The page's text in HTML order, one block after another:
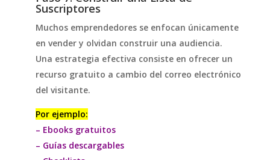
Suscriptores
Muchos emprendedores se enfocan únicamente
en vender y olvidan construir una audiencia.
Una estrategia efectiva consiste en ofrecer un
recurso gratuito a cambio del correo electrónico
del visitante.
Por ejemplo:
– Ebooks gratuitos
– Guías descargables